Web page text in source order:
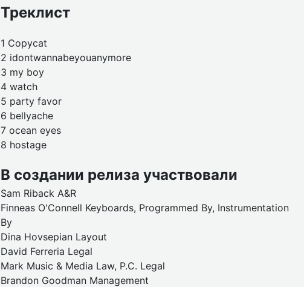
Треклист
1 Copycat
2 idontwannabeyouanymore
3 my boy
4 watch
5 party favor
6 bellyache
7 ocean eyes
8 hostage
В создании релиза участвовали
Sam Riback A&R
Finneas O'Connell Keyboards, Programmed By, Instrumentation
By
Dina Hovsepian Layout
David Ferreria Legal
Mark Music & Media Law, P.C. Legal
Brandon Goodman Management